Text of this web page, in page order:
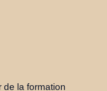
de la formation